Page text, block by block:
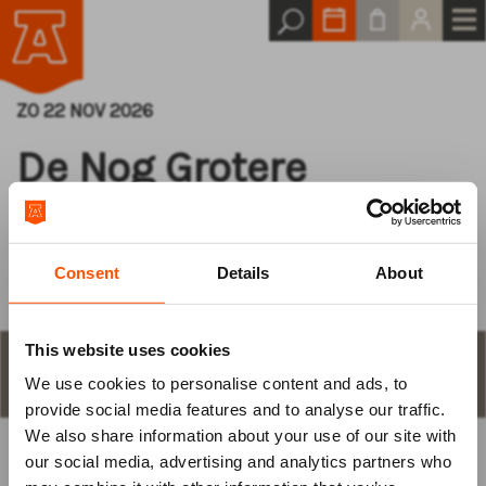
Consent Details About
This website uses cookies
We use cookies to personalise content and ads, to
provide social media features and to analyse our traffic.
We also share information about your use of our site with
our social media, advertising and analytics partners who
ZO 22 NOV 2026
De Nog Grotere
Slijmmusical | 6+
aantal plaatsen en keuze
KIES ZELF EEN PLAATS
Log van tevoren
in